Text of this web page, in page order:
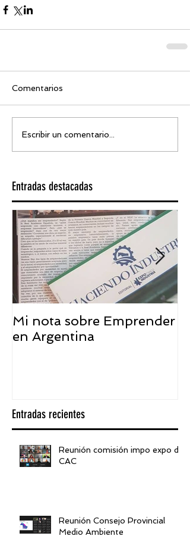
Comentarios
Escribir un comentario...
Entradas destacadas
Mi nota sobre Emprender
en Argentina
Entradas recientes
Reunión comisión impo expo de
CAC
Reunión Consejo Provincial
Medio Ambiente